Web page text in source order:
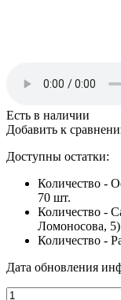
Есть в наличии
Добавить к
Доступны остатки:
Количество -
70 шт.
Количество -
Ломоносова,
Количество -
Дата обновления